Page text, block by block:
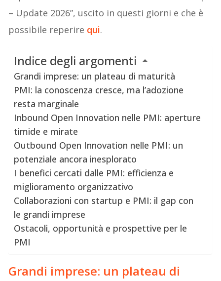
– Update 2026”, uscito in questi giorni e che è
possibile reperire qui.
Indice degli argomenti
Grandi imprese: un plateau di maturità
PMI: la conoscenza cresce, ma l’adozione
resta marginale
Inbound Open Innovation nelle PMI: aperture
timide e mirate
Outbound Open Innovation nelle PMI: un
potenziale ancora inesplorato
I benefici cercati dalle PMI: efficienza e
miglioramento organizzativo
Collaborazioni con startup e PMI: il gap con
le grandi imprese
Ostacoli, opportunità e prospettive per le
PMI
Grandi imprese: un plateau di